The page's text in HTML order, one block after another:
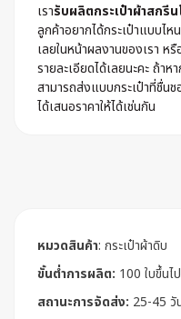
เรารับผลิตกระเป๋าผ้าสกรีน
ลูกค้าอยากได้กระเป๋าแบบไ
เลยในหน้าผลงานของเรา
รายละเอียดได้เลยนะคะ ถ้าห
สามารถส่งแบบกระเป๋าที่ชื่น
ได้เสนอราคาให้ได้เช่นกัน
หมวดสินค้า: กระเป๋าผ้าดิบ
ขั้นต่ำการผลิต: 100 ใบขึ้นไป
สถานะการจัดส่ง: 25-45 วั